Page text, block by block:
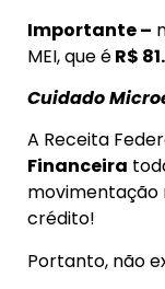
Importante –
MEI, que éR$
Cuidado
A Receita
Financeira
movimentação
crédito!
Portanto, não